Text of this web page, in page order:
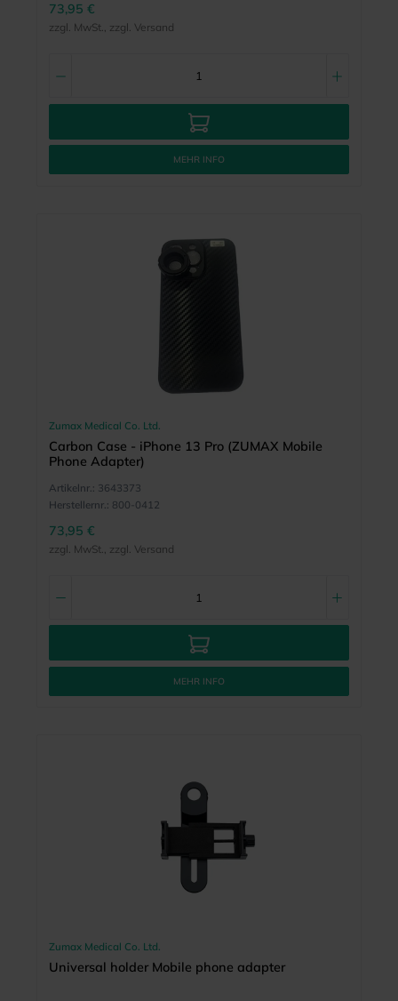
73,95 €
zzgl. MwSt., zzgl. Versand
MEHR INFO
Zumax Medical Co. Ltd.
Carbon Case - iPhone 13 Pro (ZUMAX Mobile
Phone Adapter)
Artikelnr.: 3643373
Herstellernr.: 800-0412
73,95 €
zzgl. MwSt., zzgl. Versand
MEHR INFO
Zumax Medical Co. Ltd.
Universal holder Mobile phone adapter